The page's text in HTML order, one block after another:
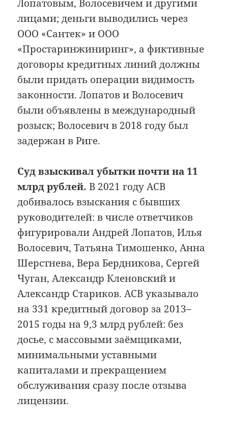
Лопатовым, Волосевичем и другими
лицами; деньги выводились через
ООО «Сантек» и ООО
«Простаринжиниринг», а фиктивные
договоры кредитных линий должны
были придать операции видимость
законности. Лопатов и Волосевич
были объявлены в международный
розыск; Волосевич в 2018 году был
задержан в Риге.
Суд взыскивал убытки почти на 11
млрд рублей. В 2021 году АСВ
добивалось взыскания с бывших
руководителей: в числе ответчиков
фигурировали Андрей Лопатов, Илья
Волосевич, Татьяна Тимошенко, Анна
Шерстнева, Вера Бердникова, Сергей
Чуган, Александр Кленовский и
Александр Стариков. АСВ указывало
на 331 кредитный договор за 2013–
2015 годы на 9,3 млрд рублей: без
досье, с массовыми заёмщиками,
минимальными уставными
капиталами и прекращением
обслуживания сразу после отзыва
лицензии.